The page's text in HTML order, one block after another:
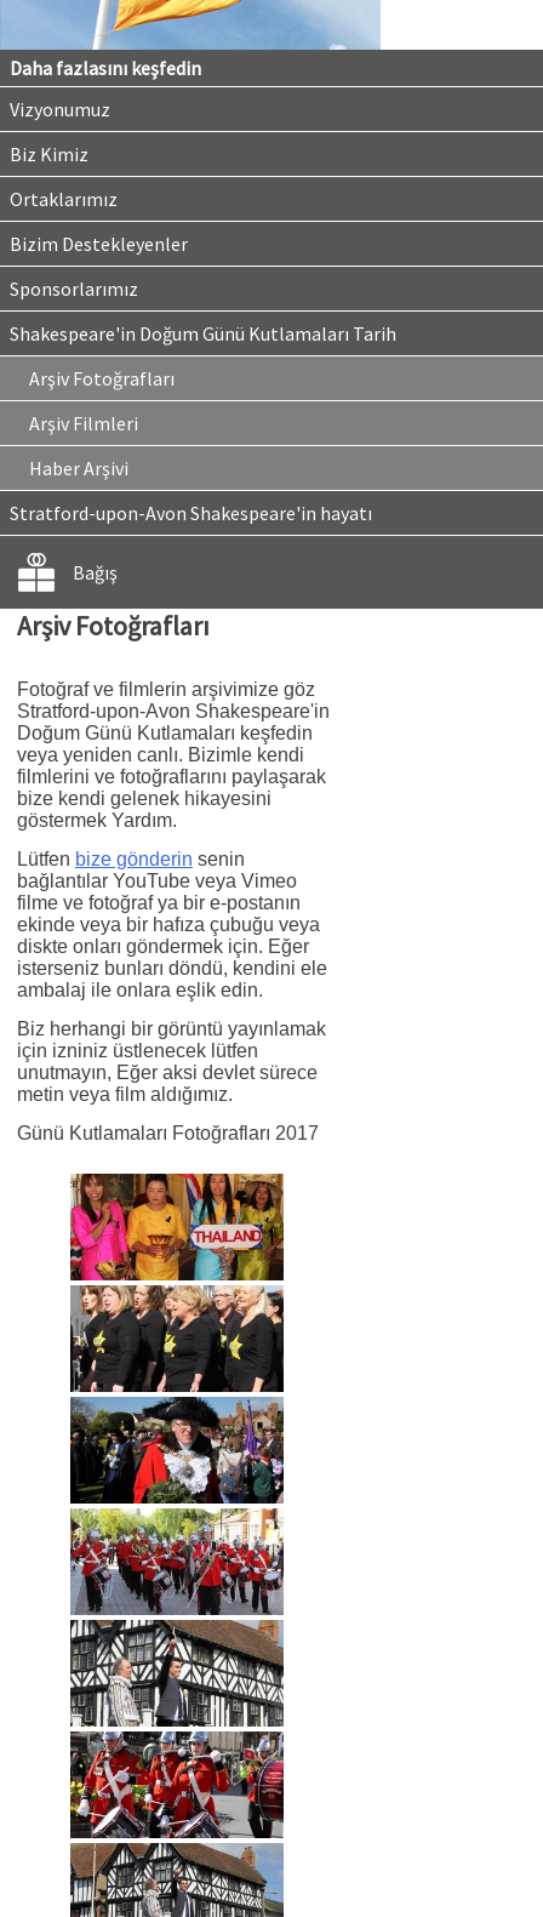
Daha fazlasını keşfedin
Vizyonumuz
Biz Kimiz
Ortaklarımız
Bizim Destekleyenler
Sponsorlarımız
Shakespeare'in Doğum Günü Kutlamaları Tarih
Arşiv Fotoğrafları
Arşiv Filmleri
Haber Arşivi
Stratford-upon-Avon Shakespeare'in hayatı
Bağış
Arşiv Fotoğrafları
Fotoğraf ve filmlerin arşivimize göz
Stratford-upon-Avon Shakespeare'in
Doğum Günü Kutlamaları keşfedin
veya yeniden canlı. Bizimle kendi
filmlerini ve fotoğraflarını paylaşarak
bize kendi gelenek hikayesini
göstermek Yardım.
Lütfen bize gönderin senin
bağlantılar YouTube veya Vimeo
filme ve fotoğraf ya bir e-postanın
ekinde veya bir hafıza çubuğu veya
diskte onları göndermek için. Eğer
isterseniz bunları döndü, kendini ele
ambalaj ile onlara eşlik edin.
Biz herhangi bir görüntü yayınlamak
için izniniz üstlenecek lütfen
unutmayın, Eğer aksi devlet sürece
metin veya film aldığımız.
Günü Kutlamaları Fotoğrafları 2017